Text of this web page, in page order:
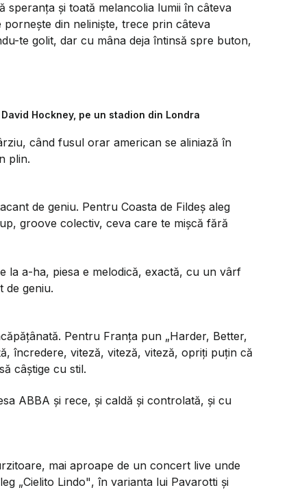
și toată melancolia lumii în câteva
din neliniște, trece prin câteva
te golit, dar cu mâna deja întinsă spre buton,
Hockney, pe un stadion din Londra
când fusul orar american se aliniază în
plin.
de geniu. Pentru Coasta de Fildeș aleg
groove colectiv, ceva care te mișcă fără
la a-ha, piesa e melodică, exactă, cu un vârf
de geniu.
Pentru Franța pun „Harder, Better,
încredere, viteză, viteză, viteză, opriți puțin că
câștige cu stil.
ABBA și rece, și caldă și controlată, și cu
mai aproape de un concert live unde
„Cielito Lindo", în varianta lui Pavarotti și